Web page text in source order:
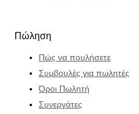
Πώληση
Πώς να πουλήσετε
Συμβουλές για πωλητές
Όροι Πωλητή
Συνεργάτες